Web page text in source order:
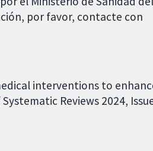
por favor, contacte con
interventions to
Reviews 2024,